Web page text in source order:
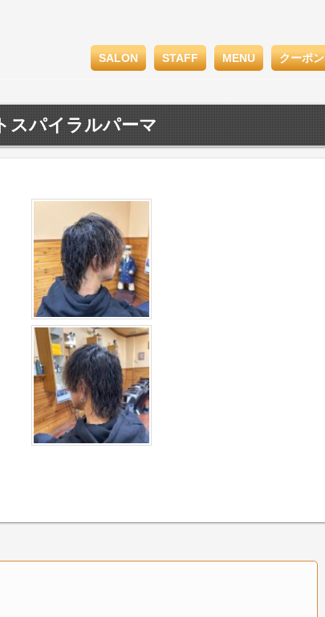
SALON STAFF MENU クーポン
スパイラルパーマ